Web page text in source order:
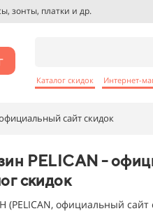
куртки и др.
Каталог скидок Интернет-
сайт скидок
PELICAN -
скидок
(PELICAN, официальный